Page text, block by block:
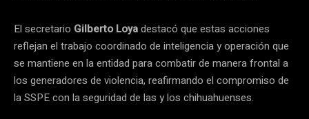
El secretario Gilberto Loyadestacó que estas acciones
reflejan el trabajo coordinado de inteligencia y operación que
se mantiene en la entidad para combatir de manera frontal a
los generadores de violencia, reafirmando el compromiso de
la SSPE con la seguridad de las y los chihuahuenses.